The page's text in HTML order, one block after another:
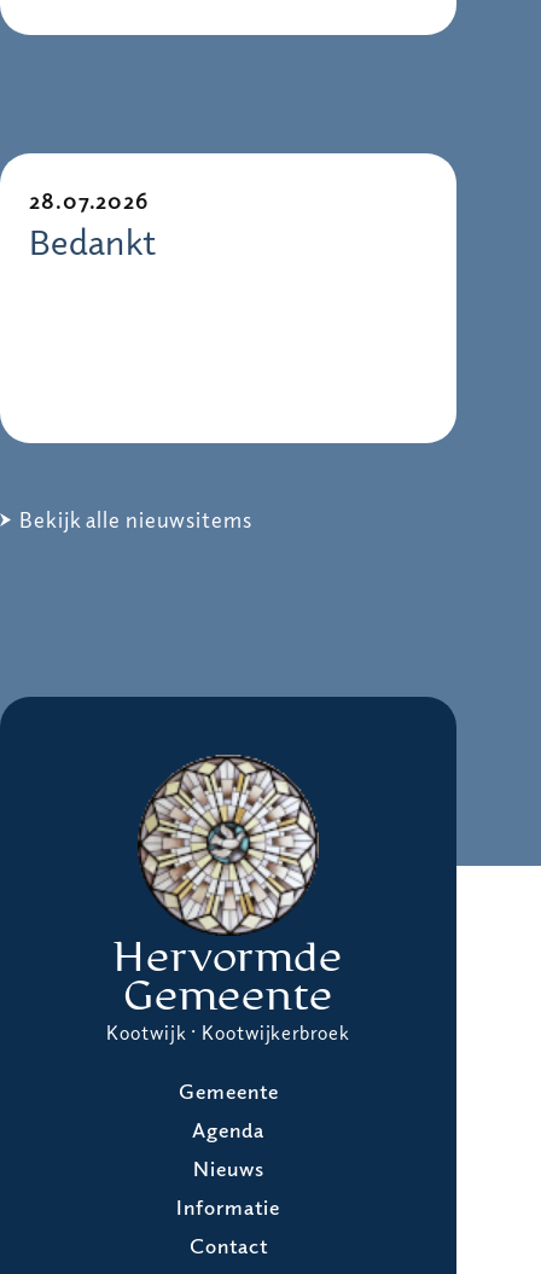
28.07.2026
Bedankt
Bekijk alle nieuwsitems
Hervormde
Gemeente
Kootwijk · Kootwijkerbroek
Gemeente
Agenda
Nieuws
Informatie
Contact